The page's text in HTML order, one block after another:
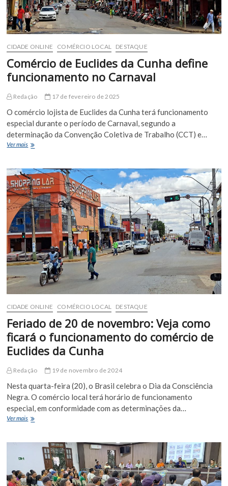
CIDADE ONLINE COMÉRCIO LOCAL DESTAQUE
Comércio de Euclides da Cunha define
funcionamento no Carnaval
Redação 17 de fevereiro de 2025
O comércio lojista de Euclides da Cunha terá funcionamento
especial durante o período de Carnaval, segundo a
determinação da Convenção Coletiva de Trabalho (CCT) e…
Ver maisComércio
da
Cunha
define
funcionamento
no
Carnaval
CIDADE ONLINE COMÉRCIO LOCAL DESTAQUE
Feriado de 20 de novembro: Veja como
ficará o funcionamento do comércio de
Euclides da Cunha
Redação 19 de novembro de 2024
Nesta quarta-feira (20), o Brasil celebra o Dia da Consciência
Negra. O comércio local terá horário de funcionamento
especial, em conformidade com as determinações da…
Ver maisFeriado
novembro:
como
ficará